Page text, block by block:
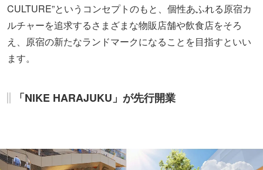
CULTURE”というコンセプトのもと、個性あふれる原宿カ
ルチャーを追求するさまざまな物販店舗や飲食店をそろ
え、原宿の新たなランドマークになることを目指すといい
ます。
「NIKE HARAJUKU」が先行開業